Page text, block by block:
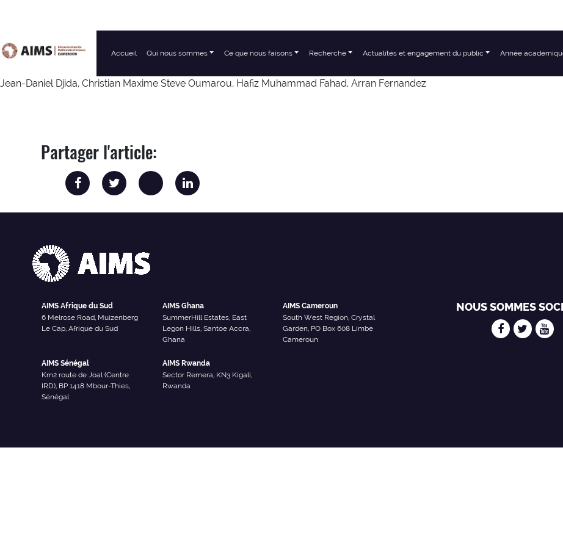
Navigation principale
Accueil Qui nous sommes Ce que nous faisons Recherche Actualités et engagement du public Année
Jean-Daniel Djida, Christian Maxime Steve Oumarou, Hafiz Muhammad Fahad, Arran Fernandez
Partager l'article:
AIMS Afrique du Sud
6 Melrose Road, Muizenberg
Le Cap, Afrique du Sud
AIMS Ghana
SummerHill Estates, East
Legon Hills, Santoe Accra,
Ghana
AIMS Cameroun
South West Region, Crystal
Garden, PO Box 608 Limbe
Cameroun
AIMS Sénégal
Km2 route de Joal (Centre
IRD), BP 1418 Mbour-Thies,
Sénégal
AIMS Rwanda
Sector Remera, KN3 Kigali,
Rwanda
NOUS SOMMES